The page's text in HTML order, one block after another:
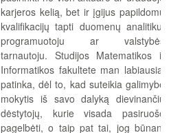
karjeros kelią, bet ir įgijus papildomų
kvalifikacijų tapti duomenų analitiku,
programuotoju ar valstybės
tarnautoju. Studijos Matematikos ir
Informatikos fakultete man labiausiai
patinka, dėl to, kad suteikia galimybę
mokytis iš savo dalyką dievinančių
dėstytojų, kurie visada pasiruošę
pagelbėti, o taip pat tai, jog būnant